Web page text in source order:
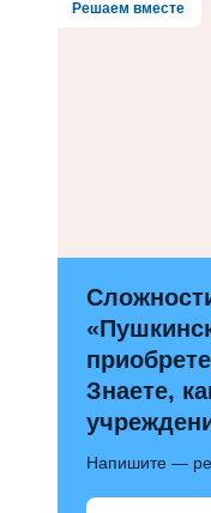
Решаем вместе
Знаете,
Напишите —